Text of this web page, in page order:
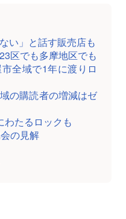
い」と話す販売店も
区でも多摩地区でも
全域で1年に渡りロ
の購読者の増減はゼ
わたるロックも
の見解